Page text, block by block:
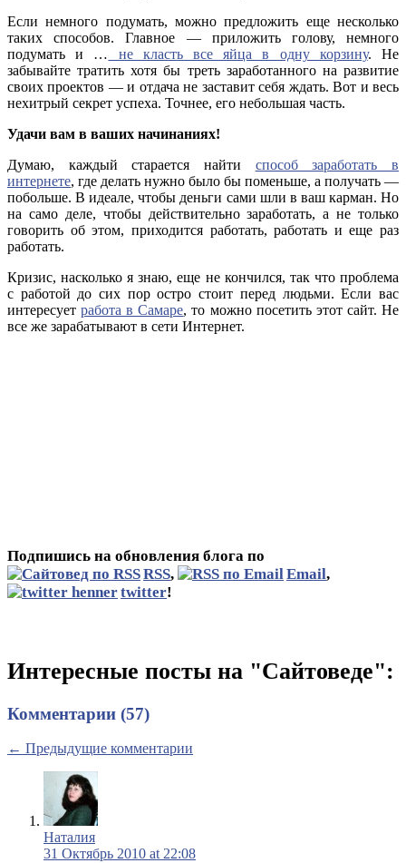
Если немного подумать, можно предложить еще несколько
таких способов. Главное — приложить голову, немного
подумать и … не класть все яйца в одну корзину. Не
забывайте тратить хотя бы треть заработанного на развитие
своих проектов — и отдача не заставит себя ждать. Вот и весь
нехитрый секрет успеха. Точнее, его небольшая часть.
Удачи вам в ваших начинаниях!
Думаю, каждый старается найти способ заработать в
интернете, где делать нужно было бы поменьше, а получать —
побольше. В идеале, чтобы деньги сами шли в ваш карман. Но
на само деле, чтобы действительно заработать, а не только
говорить об этом, приходится работать, работать и еще раз
работать.
Кризис, насколько я знаю, еще не кончился, так что проблема
с работой до сих пор остро стоит перед людьми. Если вас
интересуетработа в Самаре, то можно посетить этот сайт. Не
все же зарабатывают в сети Интернет.
Подпишись на обновления блога по
RSS, Email,
twitter!
Интересные посты на "Сайтоведе":
Комментарии (57)
← Предыдущие комментарии
Наталия
31 Октябрь 2010 at 22:08